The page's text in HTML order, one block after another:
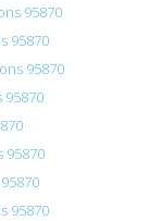
95870
95870
95870
95870
95870